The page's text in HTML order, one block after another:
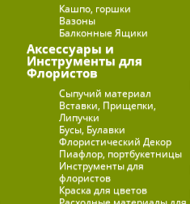
Кашпо, горшки
Вазоны
Балконные Ящики
Аксессуары и
Инструменты для
Флористов
Сыпучий материал
Вставки, Прищепки,
Липучки
Бусы, Булавки
Флористический Декор
Пиафлор, портбукетницы
Инструменты для
флористов
Краска для цветов